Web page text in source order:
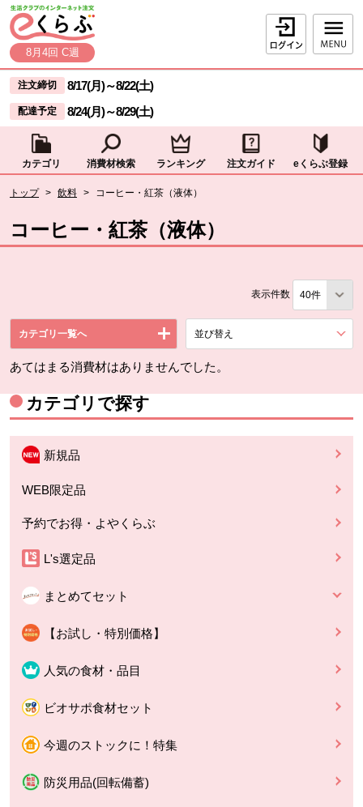
ページの先頭です。
本文へジャンプする。
8月4回 C週
ログイン
ここからサイト内共通メニューです。
サイト内共通メニューをスキップする
注文締切 8/17(月)～8/22(土)
配達予定 8/24(月)～8/29(土)
カテゴリ 消費材検索 ランキング 注文ガイド eくらぶ登録
トップ > 飲料 > コーヒー・紅茶（液体）
コーヒー・紅茶（液体）
表示件数
カテゴリ一覧へ 並び替え
あてはまる消費材はありませんでした。
カテゴリで探す
新規品
WEB限定品
予約でお得・よやくらぶ
L's選定品
まとめてセット
【お試し・特別価格】
人気の食材・品目
ビオサポ食材セット
今週のストックに！特集
防災用品(回転備蓄)